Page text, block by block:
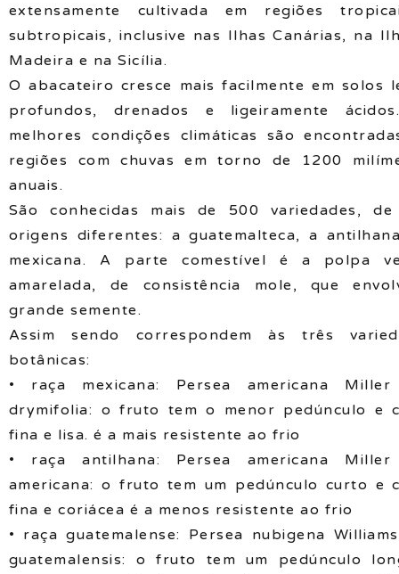
extensamente cultivada em regiões
subtropicais, inclusive nas Ilhas Canárias, na
Madeira e na Sicília.
O abacateiro cresce mais facilmente em solos
profundos, drenados e ligeiramente
melhores condições climáticas são
regiões com chuvas em torno de 1200
anuais.
São conhecidas mais de 500 variedades,
origens diferentes: a guatemalteca, a
mexicana. A parte comestível é a polpa
amarelada, de consistência mole, que
grande semente.
Assim sendo correspondem às três
botânicas:
• raça mexicana: Persea americana
drymifolia: o fruto tem o menor pedúnculo e
fina e lisa. é a mais resistente ao frio
• raça antilhana: Persea americana
americana: o fruto tem um pedúnculo curto e
fina e coriácea é a menos resistente ao frio
• raça guatemalense: Persea nubigena
guatemalensis: o fruto tem um pedúnculo